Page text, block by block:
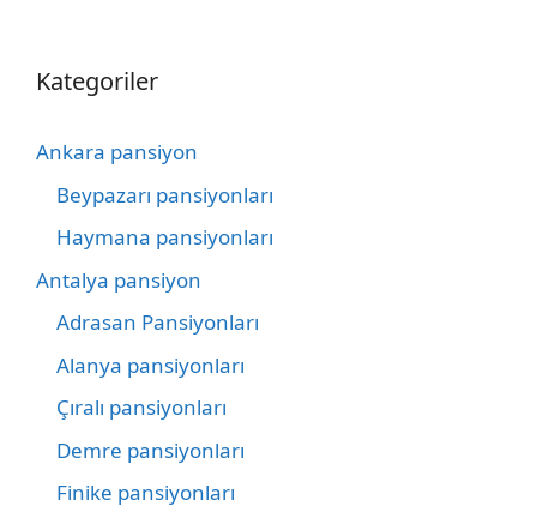
Kategoriler
Ankara pansiyon
Beypazarı pansiyonları
Haymana pansiyonları
Antalya pansiyon
Adrasan Pansiyonları
Alanya pansiyonları
Çıralı pansiyonları
Demre pansiyonları
Finike pansiyonları